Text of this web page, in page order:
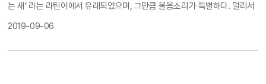
는 새’ 라는 라틴어에서 유래되었으며, 그만큼 울음소리가 특별하다. 멀리서
가진 형태적 특성이 분명하다. 그 외에도 전체적으로 연한 녹색을 띤 갈색의
2019-09-06